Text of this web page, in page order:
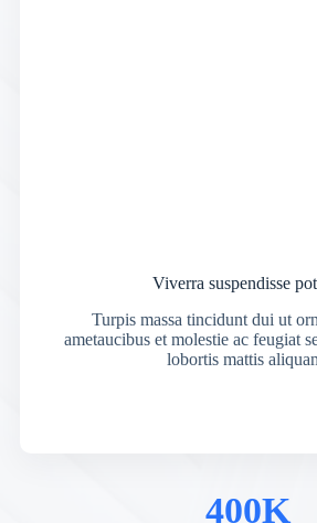
Viverra suspendisse
Turpis massa tincidunt dui ut
ametaucibus et molestie ac feugiat
lobortis mattis
400K